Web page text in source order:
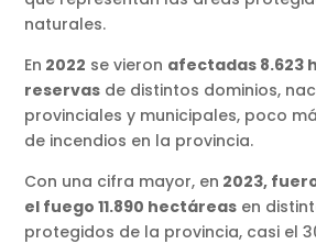
naturales.
En 2022 se vieron afectadas 8.623
reservas de distintos dominios,
provinciales y municipales, poco
de incendios en la provincia.
Con una cifra mayor, en 2023,
el fuego 11.890 hectáreas en
protegidos de la provincia, casi el